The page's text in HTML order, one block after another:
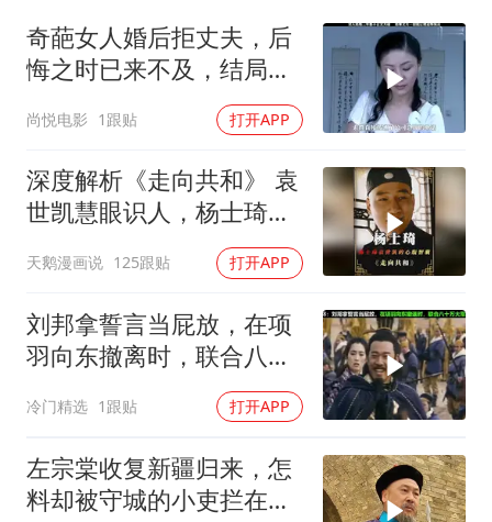
构建更高水平的全民健身公共服务体系
韩军前线部队连曝丑闻
奋力开创中国式现代化建设新局面
奇葩女人婚后拒丈夫，后
悔之时已来不及，结局令
尚悦电影 1跟贴 打开APP
深度解析《走向共和》 袁
世凯慧眼识人，杨士琦确
天鹅漫画说 125跟贴 打开APP
刘邦拿誓言当屁放，在项
羽向东撤离时，联合八十
冷门精选 1跟贴 打开APP
左宗棠收复新疆归来，怎
料却被守城的小吏拦在城